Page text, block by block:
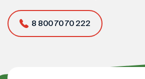
8 800 70 70 222